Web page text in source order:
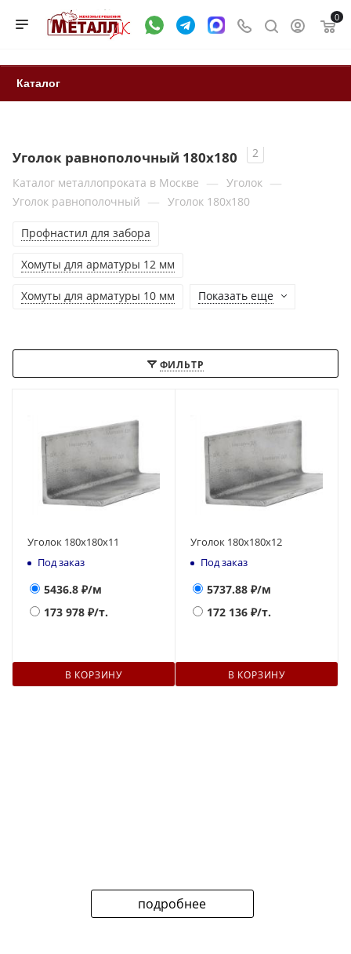
0
Каталог
Уголок равнополочный 180х180
2
Каталог металлопроката в Москве — Уголок —
Уголок равнополочный — Уголок 180х180
Профнастил для забора
Хомуты для арматуры 12 мм
Хомуты для арматуры 10 мм Показать еще
ФИЛЬТР
Уголок 180х180х11
Под заказ
5436.8 ₽/м
173 978 ₽/т.
В КОРЗИНУ
Уголок 180х180х12
Под заказ
5737.88 ₽/м
172 136 ₽/т.
В КОРЗИНУ
подробнее